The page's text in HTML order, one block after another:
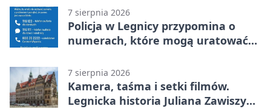
7 sierpnia 2026
Policja w Legnicy przypomina o
numerach, które mogą uratować
7 sierpnia 2026
Kamera, taśma i setki filmów.
Legnicka historia Juliana Zawiszy